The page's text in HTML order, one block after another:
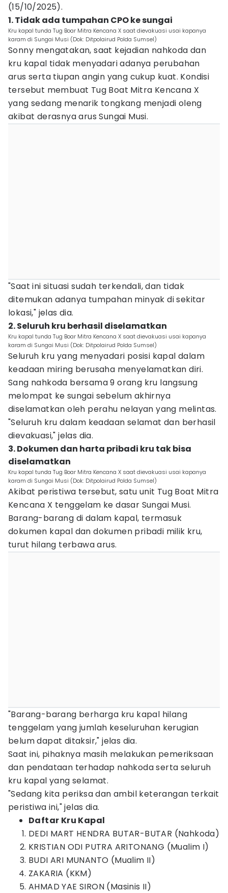
(15/10/2025).
1. Tidak ada tumpahan CPO ke sungai
Kru kapal tunda Tug Boar Mitra Kencana X saat dievakuasi usai kapanya
karam di Sungai Musi (Dok: Ditpolairud Polda Sumsel)
Sonny mengatakan, saat kejadian nahkoda dan
kru kapal tidak menyadari adanya perubahan
arus serta tiupan angin yang cukup kuat. Kondisi
tersebut membuat Tug Boat Mitra Kencana X
yang sedang menarik tongkang menjadi oleng
akibat derasnya arus Sungai Musi.
"Saat ini situasi sudah terkendali, dan tidak
ditemukan adanya tumpahan minyak di sekitar
lokasi," jelas dia.
2. Seluruh kru berhasil diselamatkan
Kru kapal tunda Tug Boar Mitra Kencana X saat dievakuasi usai kapanya
karam di Sungai Musi (Dok: Ditpolairud Polda Sumsel)
Seluruh kru yang menyadari posisi kapal dalam
keadaan miring berusaha menyelamatkan diri.
Sang nahkoda bersama 9 orang kru langsung
melompat ke sungai sebelum akhirnya
diselamatkan oleh perahu nelayan yang melintas.
"Seluruh kru dalam keadaan selamat dan berhasil
dievakuasi," jelas dia.
3. Dokumen dan harta pribadi kru tak bisa
diselamatkan
Kru kapal tunda Tug Boar Mitra Kencana X saat dievakuasi usai kapanya
karam di Sungai Musi (Dok: Ditpolairud Polda Sumsel)
Akibat peristiwa tersebut, satu unit Tug Boat Mitra
Kencana X tenggelam ke dasar Sungai Musi.
Barang-barang di dalam kapal, termasuk
dokumen kapal dan dokumen pribadi milik kru,
turut hilang terbawa arus.
"Barang-barang berharga kru kapal hilang
tenggelam yang jumlah keseluruhan kerugian
belum dapat ditaksir," jelas dia.
Saat ini, pihaknya masih melakukan pemeriksaan
dan pendataan terhadap nahkoda serta seluruh
kru kapal yang selamat.
"Sedang kita periksa dan ambil keterangan terkait
peristiwa ini," jelas dia.
Daftar Kru Kapal
DEDI MART HENDRA BUTAR-BUTAR (Nahkoda)
KRISTIAN ODI PUTRA ARITONANG (Mualim I)
BUDI ARI MUNANTO (Mualim II)
ZAKARIA (KKM)
AHMAD YAE SIRON (Masinis II)